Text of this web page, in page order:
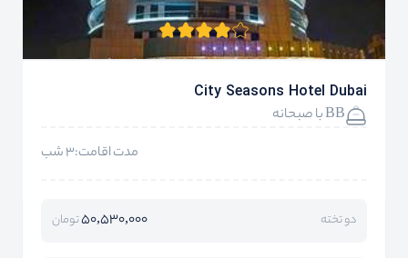
City Seasons Hotel Dubai
BB با صبحانه
مدت اقامت:3 شب
دو تخته 50,530,000تومان